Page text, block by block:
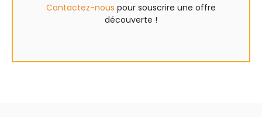
Contactez-nous pour souscrire une offre
découverte !